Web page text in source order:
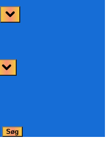
Toggle
sub-
Toggle
sub-